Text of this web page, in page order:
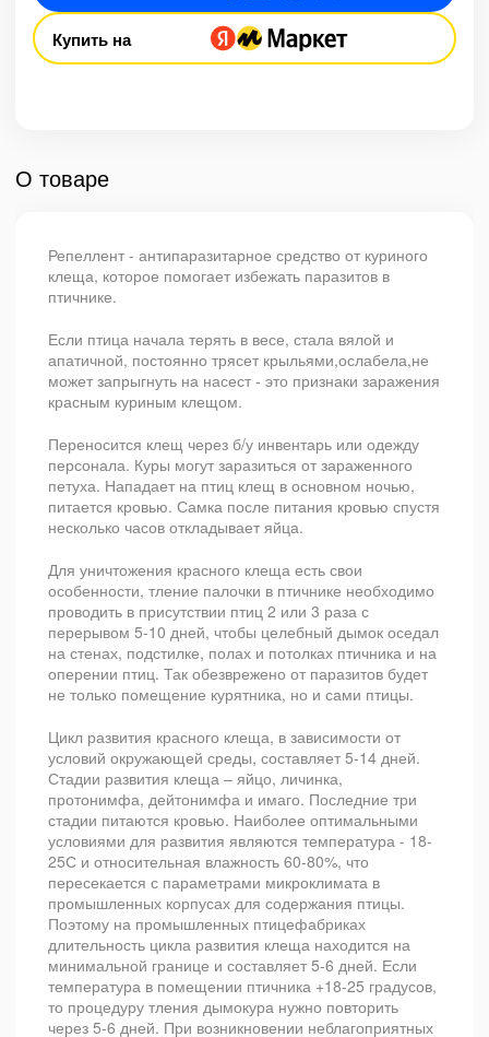
Купить на
О товаре
Репеллент - антипаразитарное средство от куриного
клеща, которое помогает избежать паразитов в
птичнике.
Если птица начала терять в весе, стала вялой и
апатичной, постоянно трясет крыльями,ослабела,не
может запрыгнуть на насест - это признаки заражения
красным куриным клещом.
Переносится клещ через б/у инвентарь или одежду
персонала. Куры могут заразиться от зараженного
петуха. Нападает на птиц клещ в основном ночью,
питается кровью. Самка после питания кровью спустя
несколько часов откладывает яйца.
Для уничтожения красного клеща есть свои
особенности, тление палочки в птичнике необходимо
проводить в присутствии птиц 2 или 3 раза с
перерывом 5-10 дней, чтобы целебный дымок оседал
на стенах, подстилке, полах и потолках птичника и на
оперении птиц. Так обезврежено от паразитов будет
не только помещение курятника, но и сами птицы.
Цикл развития красного клеща, в зависимости от
условий окружающей среды, составляет 5-14 дней.
Стадии развития клеща – яйцо, личинка,
протонимфа, дейтонимфа и имаго. Последние три
стадии питаются кровью. Наиболее оптимальными
условиями для развития являются температура - 18-
25С и относительная влажность 60-80%, что
пересекается с параметрами микроклимата в
промышленных корпусах для содержания птицы.
Поэтому на промышленных птицефабриках
длительность цикла развития клеща находится на
минимальной границе и составляет 5-6 дней. Если
температура в помещении птичника +18-25 градусов,
то процедуру тления дымокура нужно повторить
через 5-6 дней. При возникновении неблагоприятных